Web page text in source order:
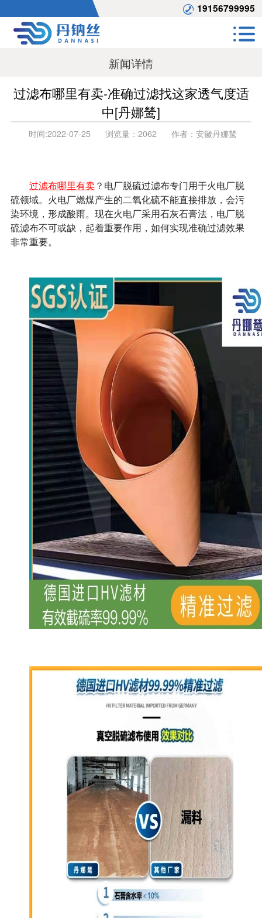
19156799995
新闻详情
过滤布哪里有卖-准确过滤找这家透气度适
中[丹娜鸶]
时间:2022-07-25 浏览量： 2062 作者： 安徽丹娜鸶
过滤布哪里有卖？电厂脱硫过滤布专门用于火电厂脱
硫领域。火电厂燃煤产生的二氧化硫不能直接排放，会污
染环境，形成酸雨。现在火电厂采用石灰石膏法，电厂脱
硫滤布不可或缺，起着重要作用，如何实现准确过滤效果
非常重要。